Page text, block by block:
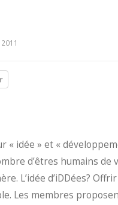
« idée » et «
d’êtres humains de
L’idée d’iDDées?
Les membres